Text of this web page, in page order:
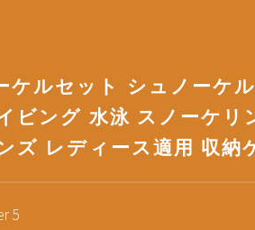
ケルセット シュノーケ
ビング 水泳 スノーケリ
ズ レディース適用 収納
5